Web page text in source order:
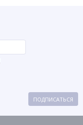
ПОДПИСАТЬСЯ